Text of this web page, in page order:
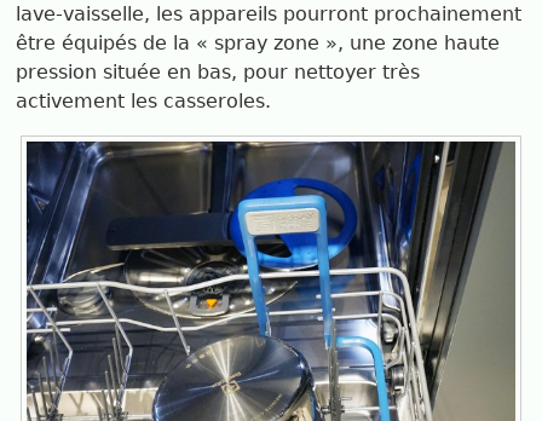
lave-vaisselle, les appareils pourront prochainement
être équipés de la « spray zone », une zone haute
pression située en bas, pour nettoyer très
activement les casseroles.